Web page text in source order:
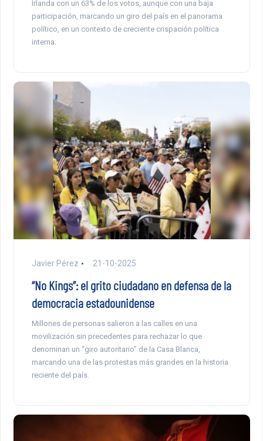
Irlanda con un 63% de los votos, aunque con una baja
participación, marcando un giro del país en el panorama
político, en un contexto de creciente crispación política
interna.
Javier Pérez 21-10-2025
“No Kings”: el grito ciudadano en defensa de la
democracia estadounidense
Millones de personas salieron a las calles en una
movilización sin precedentes para rechazar lo que
denominan un “giro autoritario” de la Casa Blanca,
marcando una de las protestas más grandes en la historia
reciente del país.